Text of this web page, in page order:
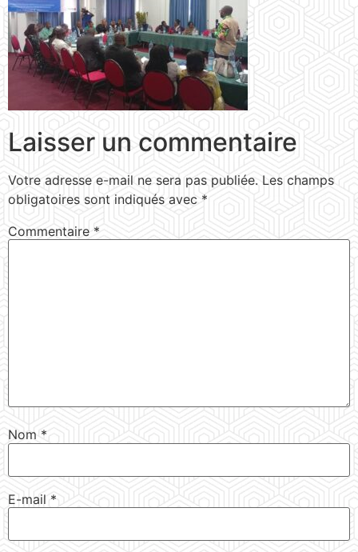
Laisser un commentaire
Votre adresse e-mail ne sera pas publiée. Les champs
obligatoires sont indiqués avec*
Commentaire *
Nom*
E-mail *